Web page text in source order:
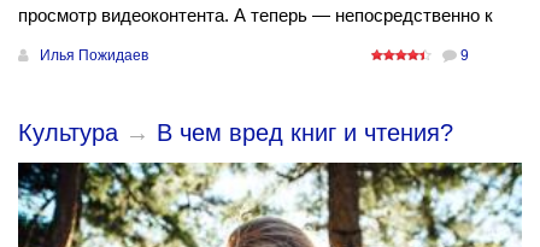
просмотр видеоконтента. А теперь — непосредственно к
Илья Пожидаев 9
Культура → В чем вред книг и чтения?